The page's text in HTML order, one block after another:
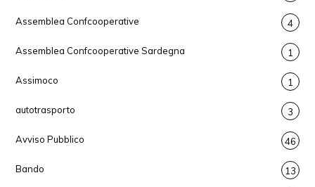
Assemblea Confcooperative 4
Assemblea Confcooperative Sardegna 1
Assimoco 1
autotrasporto 3
Avviso Pubblico 46
Bando 13